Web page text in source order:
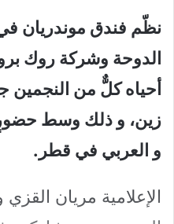
نظّم فندق موندريان
الدوحة وشركة روك
أحياه كلٌّ من
زين، و ذلك وسط حضورٍ
و العربي في قطر.
الإعلامية مريان